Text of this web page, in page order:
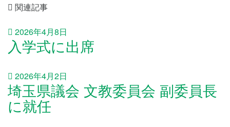
関連記事
2026年4月8日
入学式に出席
2026年4月2日
埼玉県議会 文教委員会 副委員長
に就任